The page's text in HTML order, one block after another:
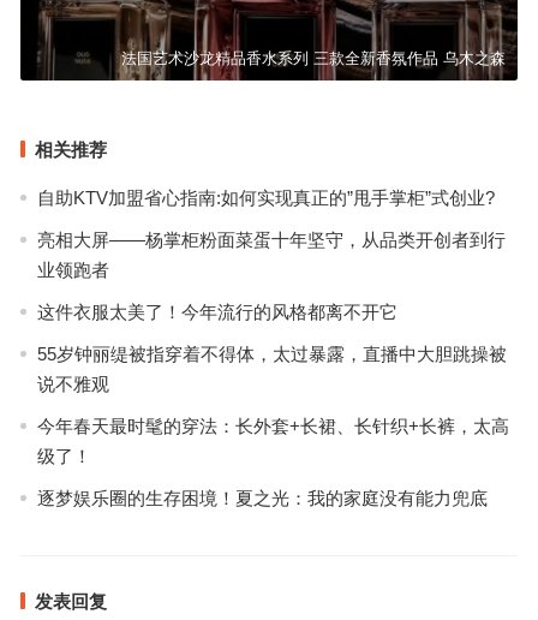
法国艺术沙龙精品香水系列 三款全新香氛作品 乌木之森
相关推荐
自助KTV加盟省心指南:如何实现真正的”甩手掌柜”式创业?
亮相大屏——杨掌柜粉面菜蛋十年坚守，从品类开创者到行
业领跑者
这件衣服太美了！今年流行的风格都离不开它
55岁钟丽缇被指穿着不得体，太过暴露，直播中大胆跳操被
说不雅观
今年春天最时髦的穿法：长外套+长裙、长针织+长裤，太高
级了！
逐梦娱乐圈的生存困境！夏之光：我的家庭没有能力兜底
发表回复